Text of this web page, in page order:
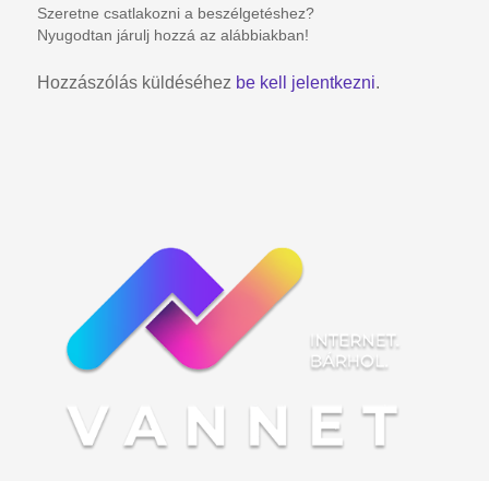
Szeretne csatlakozni a beszélgetéshez?
Nyugodtan járulj hozzá az alábbiakban!
Hozzászólás küldéséhez be kell jelentkezni.